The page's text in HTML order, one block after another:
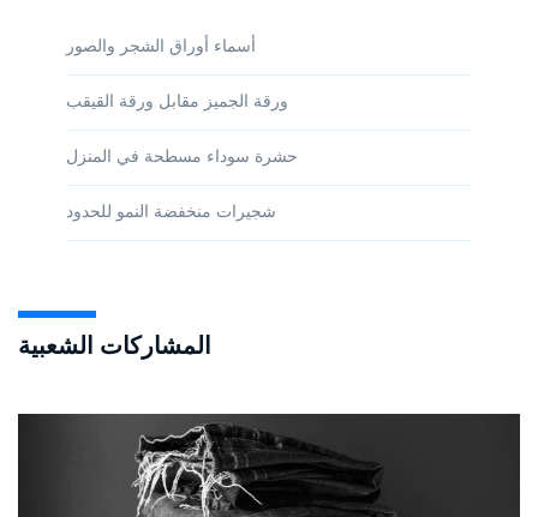
أسماء أوراق الشجر والصور
ورقة الجميز مقابل ورقة القيقب
حشرة سوداء مسطحة في المنزل
شجيرات منخفضة النمو للحدود
المشاركات الشعبية